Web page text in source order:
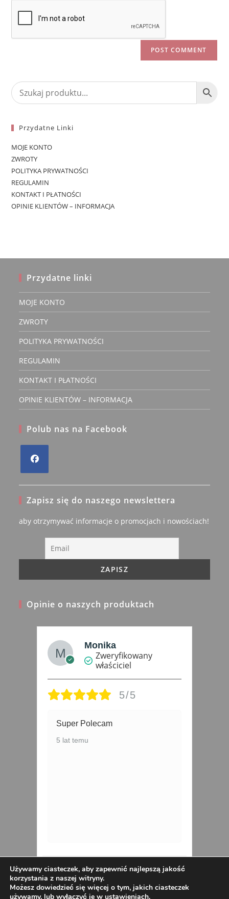
Przydatne Linki
MOJE KONTO
ZWROTY
POLITYKA PRYWATNOŚCI
REGULAMIN
KONTAKT I PŁATNOŚCI
OPINIE KLIENTÓW – INFORMACJA
Przydatne linki
MOJE KONTO
ZWROTY
POLITYKA PRYWATNOŚCI
REGULAMIN
KONTAKT I PŁATNOŚCI
OPINIE KLIENTÓW – INFORMACJA
Polub nas na Facebook
a
new
Zapisz się do naszego newslettera
aby otrzymywać informacje o promocjach i nowościach!
Opinie o naszych produktach
Monika
Zweryfikowany
właściciel
5/5
Super Polecam
5 lat temu
Bawełniany T-shirt
PALEMKI 2XL-4XL szary
Używamy ciasteczek, aby zapewnić najlepszą jakość
korzystania z naszej witryny.
Możesz dowiedzieć się więcej o tym, jakich ciasteczek
używamy, lub wyłączyć je w ustawieniach.